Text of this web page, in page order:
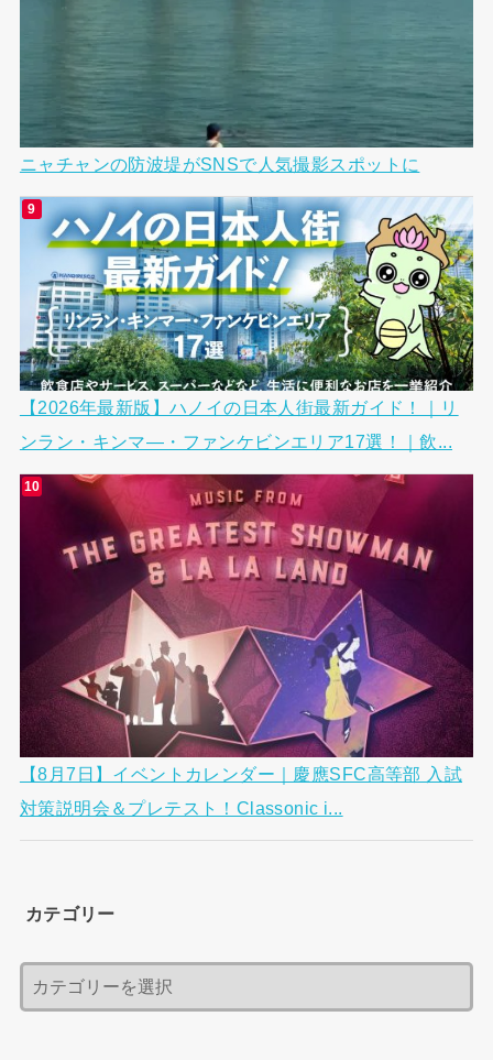
ニャチャンの防波堤がSNSで人気撮影スポットに
【2026年最新版】ハノイの日本人街最新ガイド！｜リ
ンラン・キンマ―・ファンケビンエリア17選！｜飲...
【8月7日】イベントカレンダー｜慶應SFC高等部 入試
対策説明会＆プレテスト！Classonic i...
カテゴリー